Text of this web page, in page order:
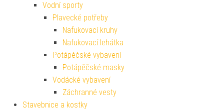
Vodní sporty
Plavecké potřeby
Nafukovací kruhy
Nafukovací lehátka
Potápěčské vybavení
Potápěčské masky
Vodácké vybavení
Záchranné vesty
Stavebnice a kostky